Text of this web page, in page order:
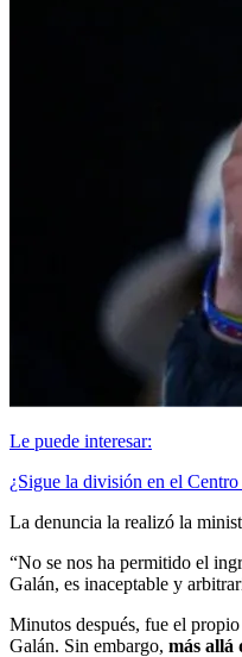
Le puede interesar:
¿Sigue la división en el
La denuncia la realizó la
“No se nos ha permitido el
Galán, es inaceptable y
Minutos después, fue el
Galán. Sin embargo, más allá